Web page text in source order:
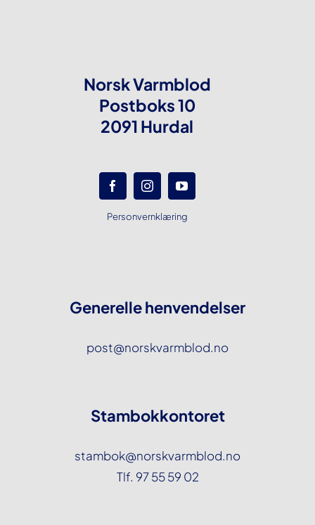
Norsk Varmblod
Postboks 10
2091 Hurdal
Personvernklæring
Generelle henvendelser
post@norskvarmblod.no
Stambokkontoret
stambok@norskvarmblod.no
Tlf. 97 55 59 02